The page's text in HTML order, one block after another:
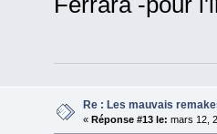
Re : Les mauvais
« Réponse #13 le: mars 12,